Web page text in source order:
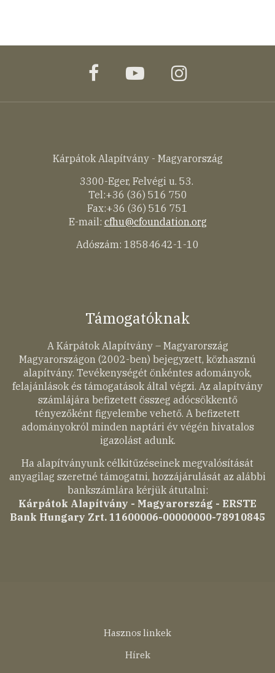
facebookyoutubeinstagram
Kárpátok Alapítvány - Magyarország
3300-Eger, Felvégi u. 53.
Tel:+36 (36) 516 750
Fax:+36 (36) 516 751
E-mail: cfhu@cfoundation.org
Adószám: 18584642-1-10
Támogatóknak
A Kárpátok Alapítvány – Magyarország
Magyarországon (2002-ben) bejegyzett, közhasznú
alapítvány. Tevékenységét önkéntes adományok,
felajánlások és támogatások által végzi. Az alapítvány
számlájára befizetett összeg adócsökkentő
tényezőként figyelembe vehető. A befizetett
adományokról minden naptári év végén hivatalos
igazolást adunk.
Ha alapítványunk célkitűzéseinek megvalósítását
anyagilag szeretné támogatni, hozzájárulását az alábbi
bankszámlára kérjük átutalni:
Kárpátok Alapítvány - Magyarország - ERSTE
Bank Hungary Zrt. 11600006-00000000-78910845
Hasznos linkek
Hírek